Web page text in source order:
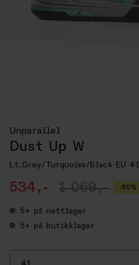
Unparallel
Dust Up W
Lt.Grey/Turquoiss/Black EU 41
534,- 1 069,- -50%
5+ på nettlager
5+ på butikklager